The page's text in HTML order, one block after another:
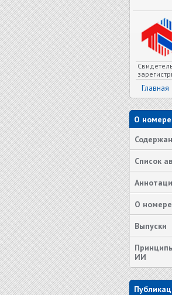
Главная
О номере
Список
О номере
Выпуски
ИИ